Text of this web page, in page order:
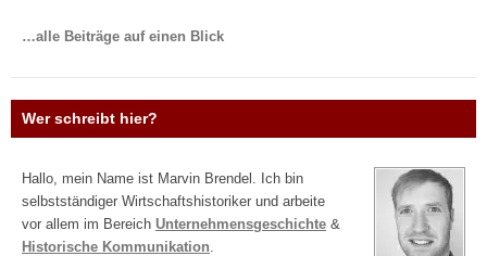
…alle Beiträge auf einen Blick
Wer schreibt hier?
Hallo, mein Name ist Marvin Brendel. Ich bin
selbstständiger Wirtschaftshistoriker und arbeite
vor allem im Bereich Unternehmensgeschichte &
Historische Kommunikation